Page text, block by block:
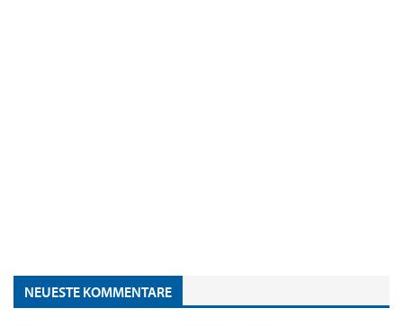
NEUESTE KOMMENTARE